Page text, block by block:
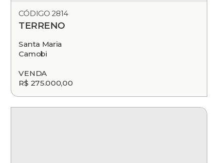
CÓDIGO 2814
TERRENO
Santa Maria
Camobi
VENDA
R$ 275.000,00